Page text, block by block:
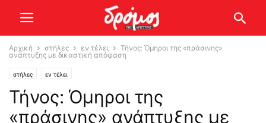
Αρχική στήλες εν τέλει
Τήνος: Όμηροι της «πράσινης»
ανάπτυξης με δικαστική απόφαση
στήλες εν τέλει
Τήνος: Όμηροι της
«πράσινης» ανάπτυξης με